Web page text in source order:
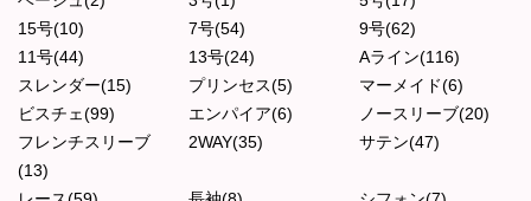
15号(10)
7号(54)
9号(62)
11号(44)
13号(24)
Aライン(116)
スレンダー(15)
プリンセス(5)
マーメイド(6)
ビスチェ(99)
エンパイア(6)
ノースリーブ(20)
フレンチスリーブ
(13)
2WAY(35) サテン(47)